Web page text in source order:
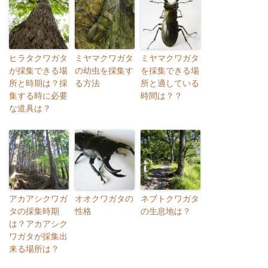
ヒラタクワガタ
が採集できる場
所と時期は？採
集する時に必要
な道具は？
ミヤマクワガタ
の幼虫を採集す
る方法
ミヤマクワガタ
を採集できる場
所と適している
時間は？？
アカアシクワガ
タの採集時期
は？アカアシク
ワガタが採集出
来る場所は？
オオクワガタの
性格
ネブトクワガタ
の生息地は？